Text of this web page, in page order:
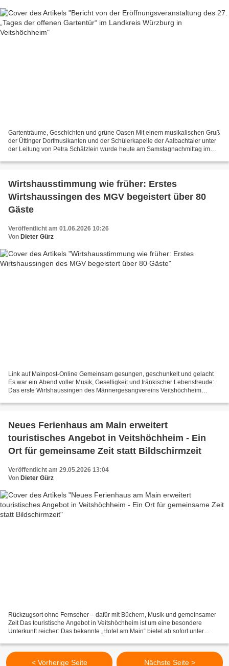
Gartenträume, Geschichten und grüne Oasen Mit einem musikalischen Gruß
der Üttinger Dorfmusikanten und der Schülerkapelle der Aalbachtaler unter
der Leitung von Petra Schätzlein wurde heute am Samstagnachmittag im
Wirtshausstimmung wie früher: Erstes
Wirtshaussingen des MGV begeistert über 80
Gäste
Veröffentlicht am 01.06.2026 10:26
Von Dieter Gürz
Link auf Mainpost-Online Gemeinsam gesungen, geschunkelt und gelacht
Es war ein Abend voller Musik, Geselligkeit und fränkischer Lebensfreude:
Das erste Wirtshaussingen des Männergesangvereins Veitshöchheim
Neues Ferienhaus am Main erweitert
touristisches Angebot in Veitshöchheim - Ein
Ort für gemeinsame Zeit statt Bildschirmzeit
Veröffentlicht am 29.05.2026 13:04
Von Dieter Gürz
Rückzugsort ohne Fernseher – dafür mit Büchern, Musik und gemeinsamer
Zeit Das touristische Angebot in Veitshöchheim ist um eine besondere
Unterkunft reicher: Das bekannte „Hotel am Main“ bietet ab sofort unter
< Vorherige Seite Nächste Seite >